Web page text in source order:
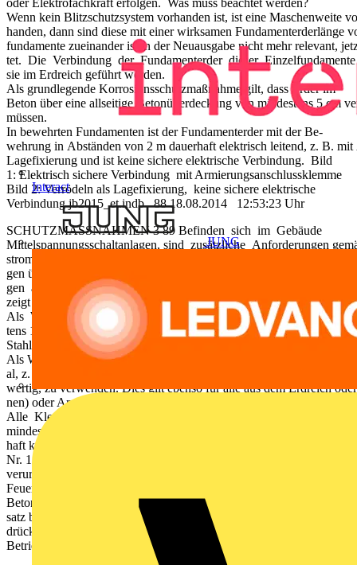
Interact
JUNG
oder Elektrofachkraft erfolgen. Was muss beachtet werden?
Wenn kein Blitzschutzsystem vorhanden ist, ist eine Maschenweite
handen, dann sind diese mit einer wirksamen Fundamenterderlänge
fundamente zueinander ist in der Neuausgabe nicht mehr relevant,
tet. Die Verbindung der Fundamenterder dieser Einzelfundamente
sie im Erdreich geführt werden.
Als grundlegende Korrosionsschutzmaßnahme gilt, dass Erder im
Beton über eine allseitige Betonüberdeckung von mindestens 5 cm
müssen.
In bewehrten Fundamenten ist der Fundamenterder mit der Be-
wehrung in Abständen von 2 m dauerhaft elektrisch leitend, z. B.
Lagefixierung und ist keine sichere elektrische Verbindung. Bild
1: Elektrisch sichere Verbindung mit Armierungsanschlussklemme
Bild 2: Verrödeln als Lagefixierung, keine sichere elektrische
Verbindung jb2015_et.indb 88 18.08.2014 12:53:23 Uhr
SCHUTZMASSNAHMEN 3 89 Befinden sich im Gebäude
Mittelspannungsschaltanlagen, sind zusätzliche Anforderungen
stromanlagen mit Nennspannun-
gen über 1 kV“ (Teil 1 und 2) zu beachten. Dies kann Auswirkun-
gen auf die zu verwendenden Werkstoffe, Querschnitte und
zeigt Bild 3. Welche Werkstoffe dürfen verwendet werden?
Als Werkstoff für den Fundamenterder darf Rundstahl mit
tens 10 mm Durchmesser oder Bandstahl von mindestens 30 mm x
Stahl verwendet werden.
Als Werkstoff für den Ringerder ist korrosionsbeständiges Materi-
al, z. B. nichtrostender Edelstahl, Werkstoff-Nr. 1.4571 oder gleich-
wertig, zu verwenden. Dies gilt ebenso für alle aus dem Erdreich
nen) oder Anschlussplatten (z. B. Erdungsfestpunkte).
Alle Klemm- und Verbindungsbauteile, die nicht allseits von
mindestens 5 cm Beton umgeben sind, müssen ebenfalls in
haft korrosionsbeständigen Werkstoffen (Werkstoff-
Nr. 1.4571 oder gleichwertig) ausgeführt sein.
verursachen kann.
Feuerverzinkte Materialien sind in der DIN 18104 außerhalb des
Betons nicht zulässig. Dies gilt auch für Keilverbinder, deren
satz bei maschineller Verdichtung des Betons (z. B. mit Rüttlern) aus-
drücklich untersagt ist. Bild 3: Schutz-, Blitzschutz- und
Betriebserdung jb2015_et.indb 89 18.08.2014 12:53:23 Uhr